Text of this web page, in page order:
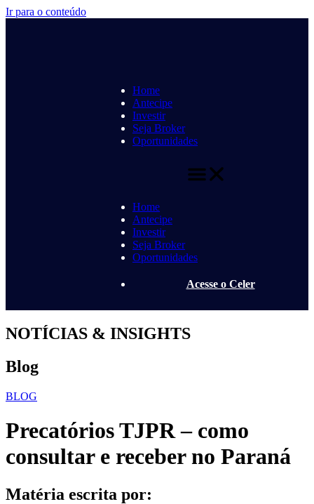
Ir para o conteúdo
Home
Antecipe
Investir
Seja Broker
Oportunidades
Home
Antecipe
Investir
Seja Broker
Oportunidades
Acesse o Celer
NOTÍCIAS & INSIGHTS
Blog
BLOG
Precatórios TJPR – como
consultar e receber no Paraná
Matéria escrita por: